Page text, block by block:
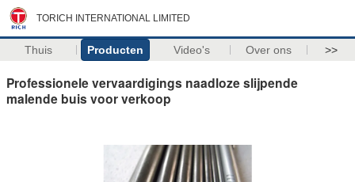
TORICH INTERNATIONAL LIMITED
Thuis Producten Video's Over ons >>
Professionele vervaardigings naadloze slijpende
malende buis voor verkoop